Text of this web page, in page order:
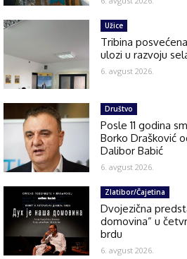
Užice
Tribina
ulozi u razvoju
6. avgust 2026.
Društvo
Posle 11 godina
Borko Drašković
Dalibor Babić
6. avgust 2026.
Zlatibor/Čajetina
Dvojezična
domovina” u
brdu
6. avgust 2026.